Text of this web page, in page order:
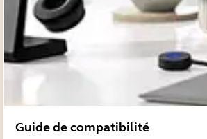
Guide de compatibilité